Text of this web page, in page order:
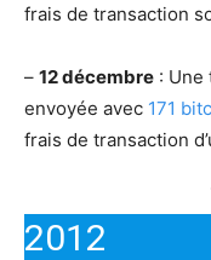
frais de transaction
– 12 décembre :
envoyée avec 171
frais de transaction
2012